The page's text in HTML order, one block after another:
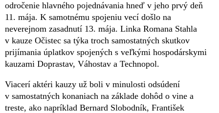
odročenie hlavného pojednávania hneď v jeho prvý deň
11. mája. K samotnému spojeniu vecí došlo na
neverejnom zasadnutí 13. mája. Linka Romana Stahla
v kauze Očistec sa týka troch samostatných skutkov
prijímania úplatkov spojených s veľkými hospodárskymi
kauzami Doprastav, Váhostav a Technopol.
Viacerí aktéri kauzy už boli v minulosti odsúdení
v samostatných konaniach na základe dohôd o vine a
treste, ako napríklad Bernard Slobodník, František